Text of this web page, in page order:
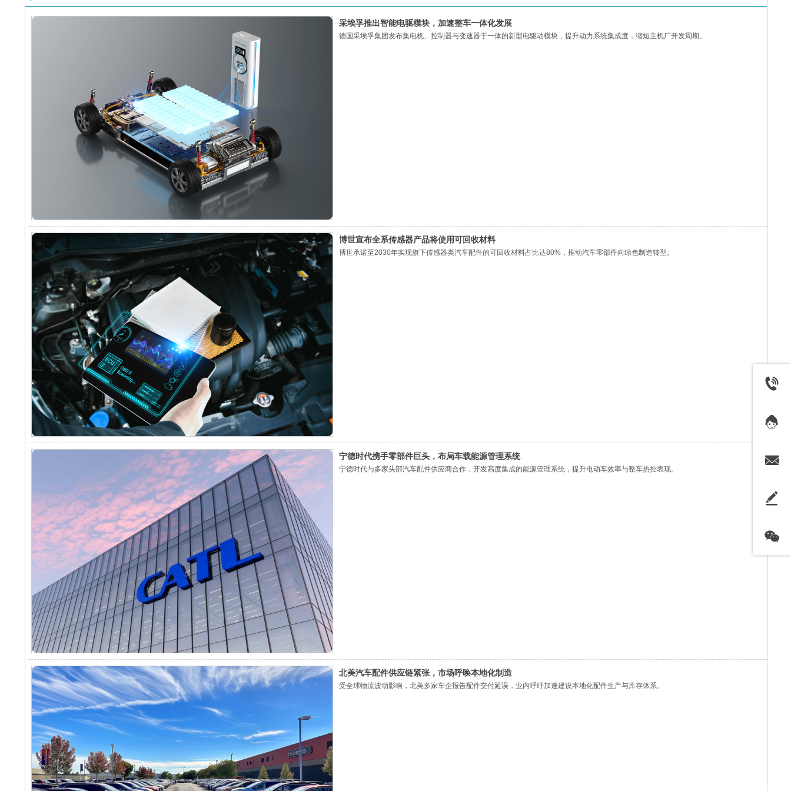
采埃孚推出智能电驱模块，加速整车一体化发展
德国采埃孚集团发布集电机、控制器与变速器于一体的新型电驱动模块，提升动力系统集成度，缩短主机厂开发周期。
博世宣布全系传感器产品将使用可回收材料
博世承诺至2030年实现旗下传感器类汽车配件的可回收材料占比达80%，推动汽车零部件向绿色制造转型。
宁德时代携手零部件巨头，布局车载能源管理系统
宁德时代与多家头部汽车配件供应商合作，开发高度集成的能源管理系统，提升电动车效率与整车热控表现。
北美汽车配件供应链紧张，市场呼唤本地化制造
受全球物流波动影响，北美多家车企报告配件交付延误，业内呼吁加速建设本地化配件生产与库存体系。